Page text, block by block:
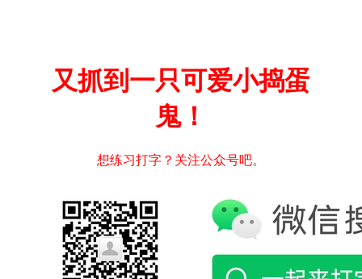
又抓到一只可爱小捣蛋
鬼！
想练习打字？关注公众号吧。